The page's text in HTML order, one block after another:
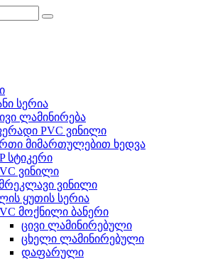
სერია
ლამინირება
PVC ვინილი
მიმართულებით ხედვა
სტიკერი
ვინილი
ვინილი
ყუთის სერია
მოქნილი ბანერი
ცივი ლამინირებული
ცხელი ლამინირებული
დაფარული